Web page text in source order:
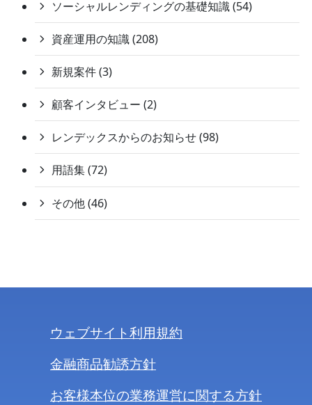
ソーシャルレンディングの基礎知識 (54)
資産運用の知識 (208)
新規案件 (3)
顧客インタビュー (2)
レンデックスからのお知らせ (98)
用語集 (72)
その他 (46)
ウェブサイト利用規約
金融商品勧誘方針
お客様本位の業務運営に関する方針